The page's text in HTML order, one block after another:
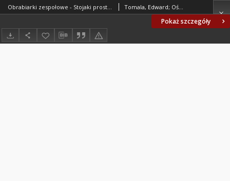
Pokaż szczegóły
Obrabiarki zespołowe - Stojaki proste - Sprawdzanie dokładności BN-83/1578-10 Tomala, Edward; Ośrodek Badawczo-Konstrukcyjny "Koprotech". Oprac.